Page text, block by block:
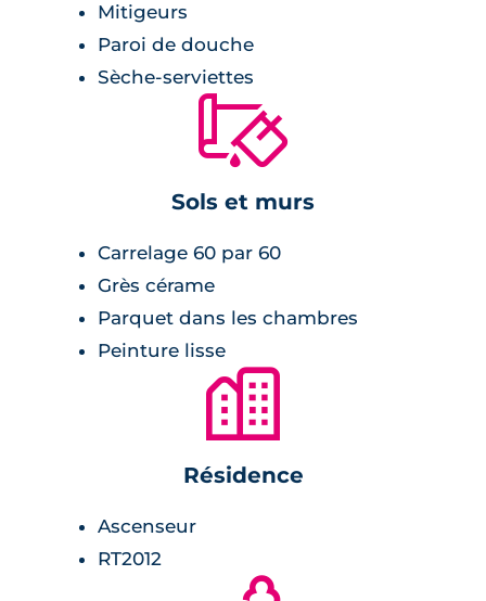
qualité pour un confort moderne : pièces de
vie bien agencées, cuisines et salles de bains
aménagées et fonctionnelles, chaudières
individuelles au gaz et places de parking en
sous-sol accessibles via des portails sécurisés.
En extérieur, les résidents pourront
engazonnés et communs.
Mitigeurs
Paroi de douche
Sèche-serviettes
🔨
Sols et murs
Carrelage 60 par 60
Grès cérame
Parquet dans les chambres
Peinture lisse
🏙
Résidence
Ascenseur
RT2012